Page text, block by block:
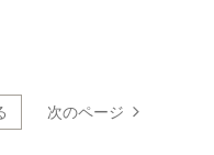
次のページ